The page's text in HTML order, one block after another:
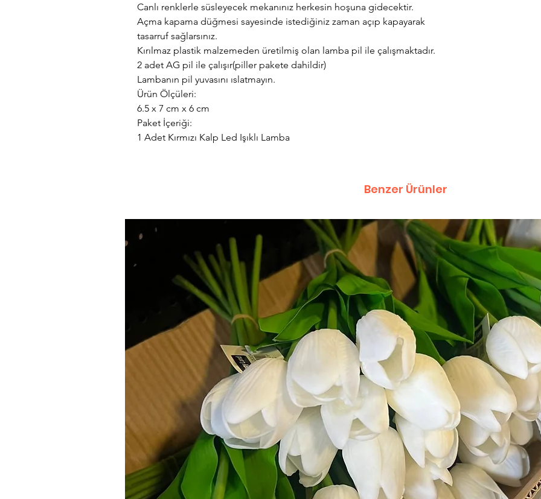
Canlı renklerle süsleyecek mekanınız herkesin hoşuna gidecektir.
Açma kapama düğmesi sayesinde istediğiniz zaman açıp kapayarak
tasarruf sağlarsınız.
Kırılmaz plastik malzemeden üretilmiş olan lamba pil ile çalışmaktadır.
2 adet AG pil ile çalışır(piller pakete dahildir)
Lambanın pil yuvasını ıslatmayın.
Ürün Ölçüleri:
6.5 x 7 cm x 6 cm
Paket İçeriği:
1 Adet Kırmızı Kalp Led Işıklı Lamba
Benzer Ürünler